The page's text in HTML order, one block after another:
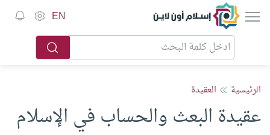
إسلام أون لاين EN
الرئيسية العقيدة
عقيدة البعث والحساب في الإسلام